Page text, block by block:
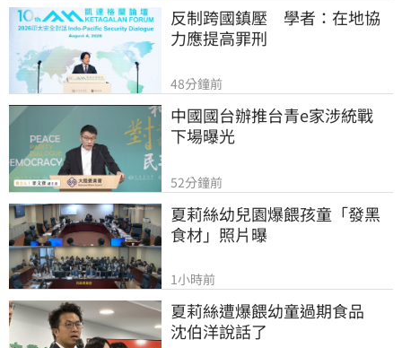
反制跨國鎮壓　學者：在地協
力應提高罪刑
48分鐘前
中國國台辦推台青e家涉統戰
下場曝光
52分鐘前
夏莉絲幼兒園爆餵孩童「發黑
食材」照片曝
1小時前
夏莉絲遭爆餵幼童過期食品
沈伯洋說話了